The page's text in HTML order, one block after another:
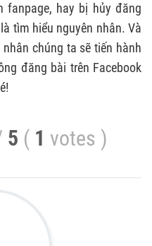
fanpage, hay bị hủy đăng
tìm hiểu nguyên nhân. Và
chúng ta sẽ tiến hành
đăng bài trên Facebook
5 ( 1 votes )